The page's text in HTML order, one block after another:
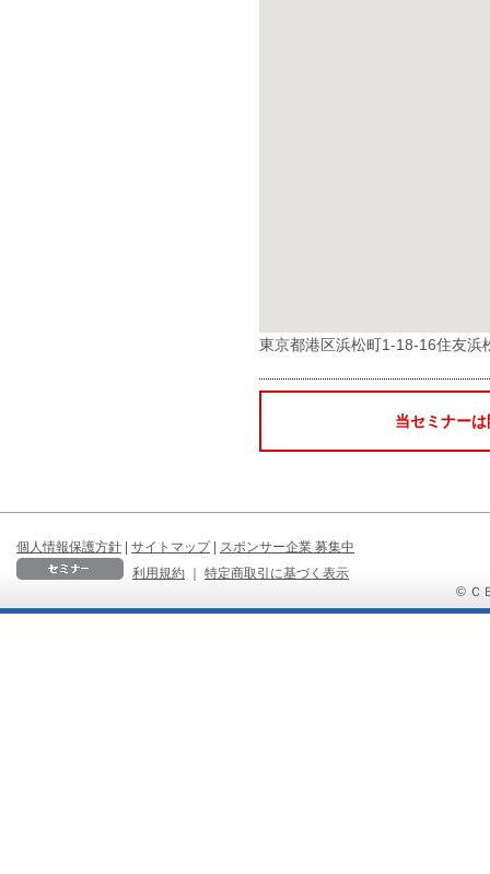
東京都港区浜松町1-18-16住友浜
当セミナー
個人情報保護方針 | サイトマップ | スポンサー企業 募集中
利用規約
｜
特定商取引に基づく表示
© Ｃ